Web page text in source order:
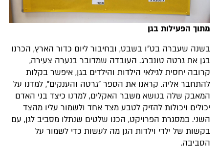
מתוך הפעילות בגן
בשנה שעברה בט"ו בשבט, ובחיבור ליום כדור הארץ, הכרנו
בגן את גרטה טונברג. העובדה שמדובר בנערה צעירה,
קרובה יחסית לגילאי הילדות והילדים בגן, איפשר בקלות
להתחבר אליה. קראנו את הספר "גרטה והענקים", למדנו על
המאבק שלה בנושא משבר האקלים, למדנו כיצד בני האדם
יכולים ויכולות להזיק לטבע מצד אחד ולשמור עליו מהצד
השני. במסגרת הפרויקט, הכנו שלטים שנתלו מסביב לגן, עם
בקשות של ילדי וילדות הגן מה לעשות כדי לשמור על
הסביבה.